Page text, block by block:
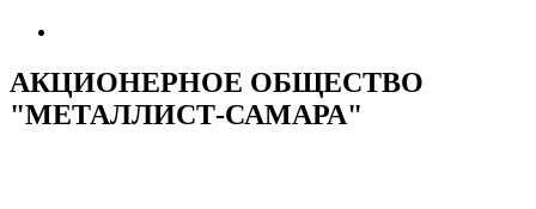
АКЦИОНЕРНОЕ ОБЩЕСТВО
"МЕТАЛЛИСТ-САМАРА"